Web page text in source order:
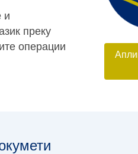
и
преку
операции